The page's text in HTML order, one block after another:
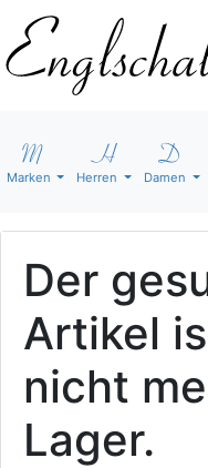
Marken Herren Damen
Der
Artikel
nicht
Lager.